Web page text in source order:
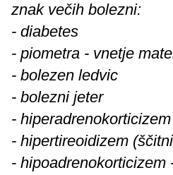
znak večih bolezni:
- diabetes
- piometra - vnetje
- bolezen ledvic
- bolezni jeter
-
- hipertireoidizem
- hipoadrenokorticizem